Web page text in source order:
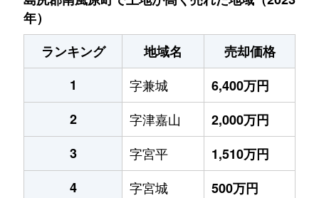
年）
ランキング
地域名
売却価格
1
字兼城
6,400万円
2
字津嘉山
2,000万円
3
字宮平
1,510万円
4
字宮城 500万円